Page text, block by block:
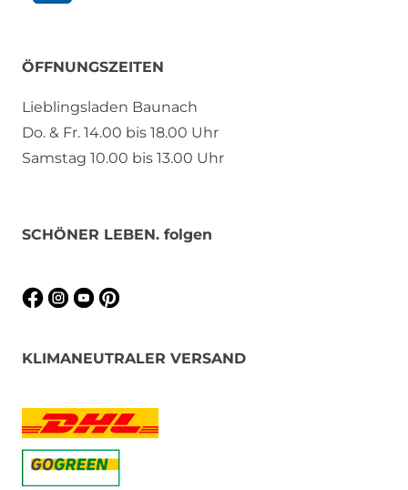
ÖFFNUNGSZEITEN
Lieblingsladen Baunach
Do. & Fr. 14.00 bis 18.00 Uhr
Samstag 10.00 bis 13.00 Uhr
SCHÖNER LEBEN. folgen
KLIMANEUTRALER VERSAND